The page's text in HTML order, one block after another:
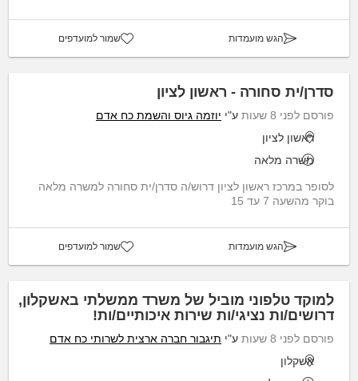
הגש מועמדות שמור למועדפים
סדרן/ית סחורה - ראשון לציון
פורסם לפני 8 שעות ע"י יוזמה גיוס והשמת כח אדם
ראשון לציון
משרה מלאה
לסופר במרכז ראשון לציון דרוש/ה סדרן/ית סחורה למשרה מלאה
בוקר מהשעה 7 עד 15
הגש מועמדות שמור למועדפים
למוקד טלפוני מוביל של משרד ממשלתי באשקלון,
דרושים/ות נציגי/ות שירות איכותיים/ות!
פורסם לפני 8 שעות ע"י תיגבור חברה ארצית לשרותי כח אדם
אשקלון